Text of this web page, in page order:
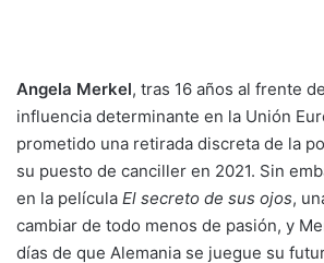
Angela Merkel, tras 16 años al frente de
influencia determinante en la Unión
prometido una retirada discreta de la
su puesto de canciller en 2021. Sin
en la película El secreto de sus ojos,
cambiar de todo menos de pasión, y
días de que Alemania se juegue su